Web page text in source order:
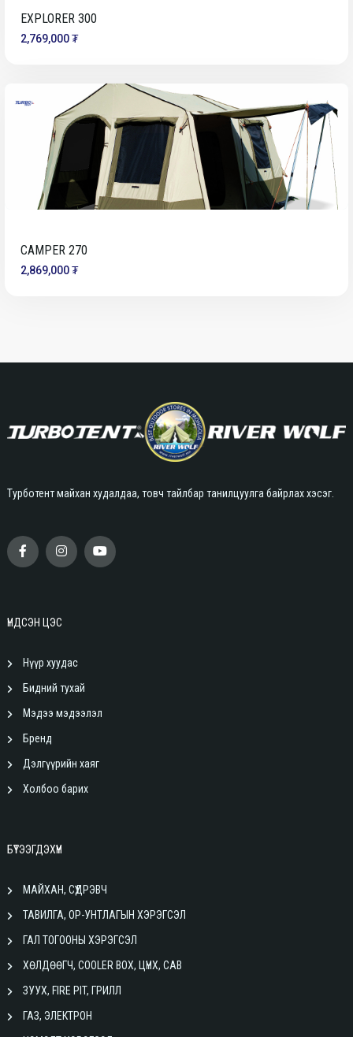
EXPLORER 300
2,769,000 ₮
CAMPER 270
2,869,000 ₮
Турботент майхан худалдаа, товч тайлбар танилцуулга байрлах хэсэг.
ҮНДСЭН ЦЭС
Нүүр хуудас
Бидний тухай
Мэдээ мэдээлэл
Бренд
Дэлгүүрийн хаяг
Холбоо барих
БҮТЭЭГДЭХҮҮН
МАЙХАН, СҮҮДРЭВЧ
ТАВИЛГА, ОР-УНТЛАГЫН ХЭРЭГСЭЛ
ГАЛ ТОГООНЫ ХЭРЭГСЭЛ
ХӨЛДӨӨГЧ, COOLER BOX, ЦҮНХ, САВ
ЗУУХ, FIRE PIT, ГРИЛЛ
ГАЗ, ЭЛЕКТРОН